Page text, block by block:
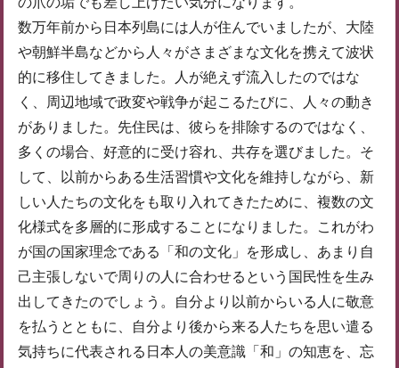
数万年前から日本列島には人が住んでいましたが、大陸
や朝鮮半島などから人々がさまざまな文化を携えて波状
的に移住してきました。人が絶えず流入したのではな
く、周辺地域で政変や戦争が起こるたびに、人々の動き
がありました。先住民は、彼らを排除するのではなく、
多くの場合、好意的に受け容れ、共存を選びました。そ
して、以前からある生活習慣や文化を維持しながら、新
しい人たちの文化をも取り入れてきたために、複数の文
化様式を多層的に形成することになりました。これがわ
が国の国家理念である「和の文化」を形成し、あまり自
己主張しないで周りの人に合わせるという国民性を生み
出してきたのでしょう。自分より以前からいる人に敬意
を払うとともに、自分より後から来る人たちを思い遣る
気持ちに代表される日本人の美意識「和」の知恵を、忘